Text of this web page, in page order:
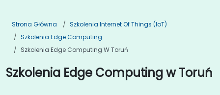
Strona Główna
Szkolenia Internet Of Things (IoT)
Szkolenia Edge Computing
Szkolenia Edge Computing W Toruń
Szkolenia Edge Computing w Toruń